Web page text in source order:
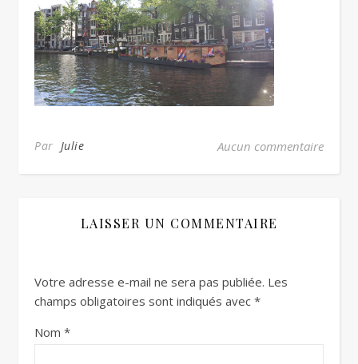
Par Julie Aucun commentaire
LAISSER UN COMMENTAIRE
Votre adresse e-mail ne sera pas publiée. Les
champs obligatoires sont indiqués avec *
Nom *